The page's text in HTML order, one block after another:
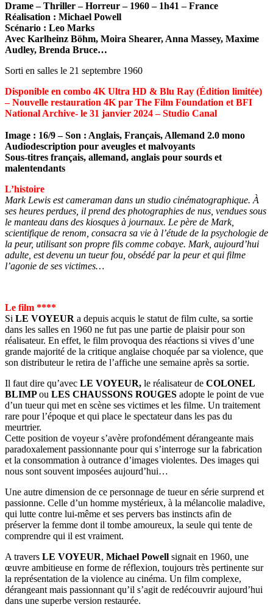
Drame – Thriller – Horreur – 1960 – 1h41 – France
Réalisation : Michael Powell
Scénario : Leo Marks
Avec Karlheinz Böhm, Moira Shearer, Anna Massey, Maxime
Audley, Brenda Bruce…
Sorti en salles le 21 septembre 1960
Disponible en combo 4K Ultra HD & Blu Ray (Édition limitée)
– Nouvelle restauration 4K par The Film Foundation et BFI
National Archive- le 31 janvier 2024 – Studio Canal
Image : 16/9 – Son : Anglais, Français, Allemand 2.0 mono
Audiodescription pour aveugles et malvoyants
Sous-titres français, allemand, anglais pour sourds et
malentendants
L’histoire
Mark Lewis est cameraman dans un studio cinématographique. À
ses heures perdues, il prend des photographies de nus, vendues sous
le manteau dans des kiosques à journaux. Le père de Mark,
scientifique de renom, consacra sa vie à l’étude de la psychologie de
la peur, utilisant son propre fils comme cobaye. Mark, aujourd’hui
adulte, est devenu un tueur fou, obsédé par la peur et qui filme
l’agonie de ses victimes…
Le film ****
Si LE VOYEUR a depuis acquis le statut de film culte, sa sortie
dans les salles en 1960 ne fut pas une partie de plaisir pour son
réalisateur. En effet, le film provoqua des réactions si vives d’une
grande majorité de la critique anglaise choquée par sa violence, que
son distributeur le retira de l’affiche une semaine après sa sortie.
Il faut dire qu’avec LE VOYEUR, le réalisateur de COLONEL
BLIMPou LES CHAUSSONS ROUGES adopte le point de vue
d’un tueur qui met en scène ses victimes et les filme. Un traitement
rare pour l’époque et qui place le spectateur dans les pas du
meurtrier.
Cette position de voyeur s’avère profondément dérangeante mais
paradoxalement passionnante pour qui s’interroge sur la fabrication
et la consommation à outrance d’images violentes. Des images qui
nous sont souvent imposées aujourd’hui…
Une autre dimension de ce personnage de tueur en série surprend et
passionne. Celle d’un homme mystérieux, à la mélancolie maladive,
qui lutte contre lui-même et ses pervers bas instincts afin de
préserver la femme dont il tombe amoureux, la seule qui tente de
comprendre qui il est vraiment.
A travers LE VOYEUR, Michael Powell signait en 1960, une
œuvre ambitieuse en forme de réflexion, toujours très pertinente sur
la représentation de la violence au cinéma. Un film complexe,
dérangeant mais passionnant qu’il s’agit de redécouvrir aujourd’hui
dans une superbe version restaurée.